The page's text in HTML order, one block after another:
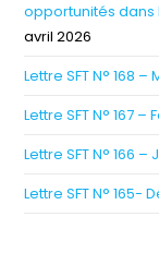
opportunités dans
avril 2026
Lettre SFT N° 168 –
Lettre SFT N° 167 –
Lettre SFT N° 166
Lettre SFT N° 165-